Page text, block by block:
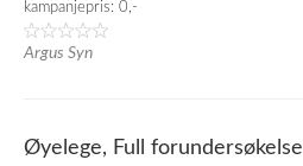
kampanjepris: 0,-
Argus Syn
Øyelege, Full forundersøkelse